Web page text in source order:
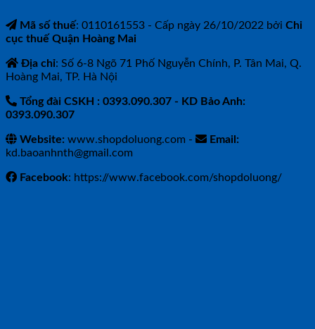
Mã số thuế: 0110161553 - Cấp ngày 26/10/2022 bởi Chi
cục thuế Quận Hoàng Mai
Địa chỉ: Số 6-8 Ngõ 71 Phố Nguyễn Chính, P. Tân Mai, Q.
Hoàng Mai, TP. Hà Nội
Tổng đài CSKH : 0393.090.307 - KD Bảo Anh:
0393.090.307
Website: www.shopdoluong.com -
Email:
kd.baoanhnth@gmail.com
Facebook: https://www.facebook.com/shopdoluong/